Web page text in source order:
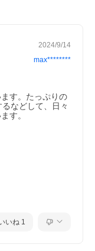
2024/9/14
max********
す。たっぷりの
などして、日々
す。
いね 1